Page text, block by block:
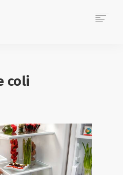
coli